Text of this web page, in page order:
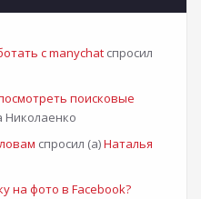
с manychat спросил
поисковые
Николаенко
спросил (а)Наталья
на фото в Facebook?